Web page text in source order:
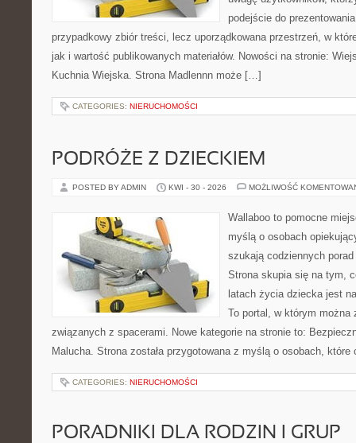
podejście do
przypadkowy zbiór treści, lecz uporządkowana przestrzeń, w
jak i wartość publikowanych materiałów. Nowości na stronie:
Kuchnia Wiejska. Strona Madlennn może […]
CATEGORIES: NIERUCHOMOŚCI
PODRÓŻE Z DZIECKIEM
POSTED BY ADMIN KWI - 30 - 2026 MOŻLIWOŚĆ
Wallaboo to pomocne
myślą o osobach
szukają codziennych
Strona skupia się na tym,
latach życia dziecka jest
To portal, w którym można
związanych z spacerami. Nowe kategorie na stronie to:
Malucha. Strona została przygotowana z myślą o osobach,
CATEGORIES: NIERUCHOMOŚCI
PORADNIKI DLA RODZIN I GRUP